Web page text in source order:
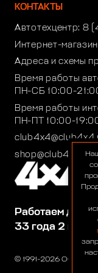
© 1991-2026 ООО
Работаем для
33 года 2
КОНТАКТЫ
Автотехцентр: 8
Интернет-
Адреса и схемы
Время работы
ПН-СБ 10:00-
Время работы
ПН-ПТ 10:00-
shop@club4x4.ru